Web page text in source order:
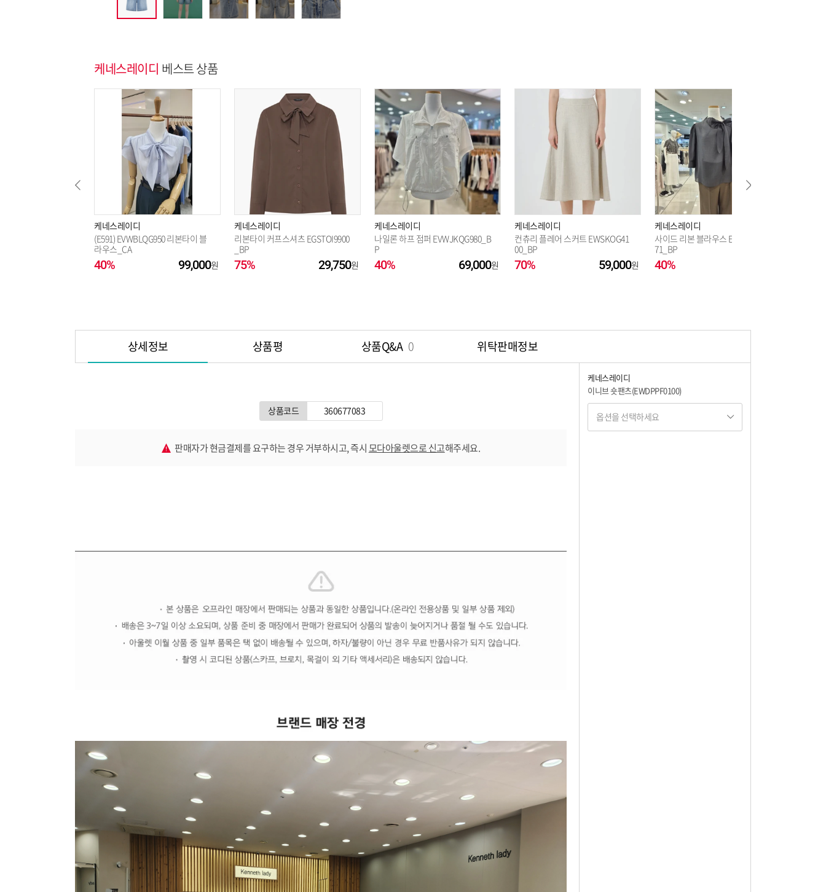
케네스레이디 베스트 상품
케네스레이디
(E591) EVWBLQG950 리본타이 블
라우스_CA
40% 99,000
케네스레이디
리본타이 커프스셔츠 EGSTOI9900
_BP
75% 29,750
케네스레이디
나일론 하프 점퍼 EVWJKQG980_B
P
40% 69,000
케네스레이디
컨츄리 플레어 스커트 EWSKOG41
00_BP
70% 59,000
케네스레이디
사이드 리본 블라우스 EVWBLQG9
71_BP
40%
상세정보 상품평 상품Q&A 0 위탁판매정보
상품코드 360677083
판매자가 현금결제를 요구하는 경우 거부하시고, 즉시모다아울렛으로 신고해주세요.
케네스레이디
이니브 숏팬츠(EWDPPF0100)
옵션을 선택하세요